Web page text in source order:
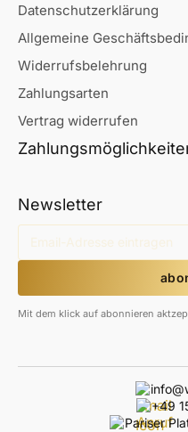
Datenschutzerklärung
Allgemeine
Widerrufsbelehrung
Zahlungsarten
Vertrag widerrufen
Newsletter
Mit dem klick auf abonnieren
+49
Pariser